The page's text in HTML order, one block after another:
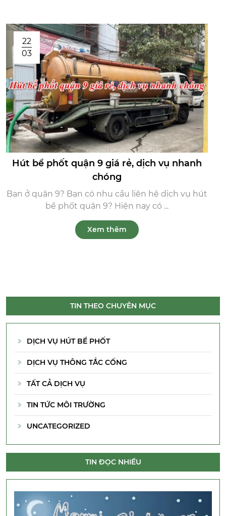
22
03
Hút bể phốt quận 9 giá rẻ, dịch vụ nhanh
chóng
Bạn ở quận 9? Bạn có nhu cầu liên hệ dịch vụ hút
bể phốt quận 9? Hiện nay có ...
Xem thêm
TIN THEO CHUYÊN MỤC
DỊCH VỤ HÚT BỂ PHỐT
DỊCH VỤ THÔNG TẮC CỐNG
TẤT CẢ DỊCH VỤ
TIN TỨC MÔI TRƯỜNG
UNCATEGORIZED
TIN ĐỌC NHIỀU